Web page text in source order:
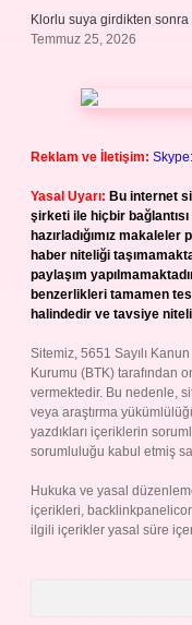
Klorlu suya girdikten
Temmuz 25, 2026
Reklam ve İletişim:
Yasal Uyarı: Bu internet
şirketi ile hiçbir
hazırladığımız
haber niteliği
paylaşım
benzerlikleri tamamen
halindedir ve tavsiye
Sitemiz, 5651 Sayılı
Kurumu (BTK) tarafından
vermektedir. Bu nedenle,
veya araştırma
yazdıkları içeriklerin
sorumluluğu kabul etmiş
Hukuka ve yasal
içerikleri,
ilgili içerikler yasal süre